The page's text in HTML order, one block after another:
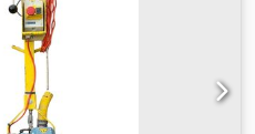
650 mm lever arm)
90 kg In good